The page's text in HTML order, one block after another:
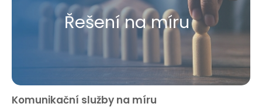
Řešení na míru
Komunikační služby na míru